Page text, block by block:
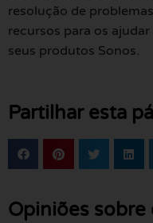
resolução de
recursos para os
seus produtos Sonos.
Partilhar esta
Opiniões sobre